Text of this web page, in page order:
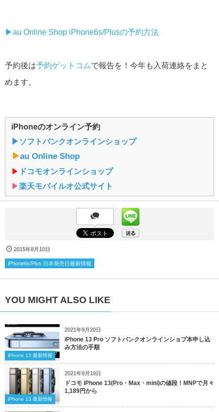
▶︎au Online Shop iPhone6s/Plusの予約方法
予約後は予約ゲットコムで報告を！今年も入荷連絡をまと
めます。
iPhoneのオンライン予約
▶︎ソフトバンクオンラインショップ
▶︎au Online Shop
▶︎ ドコモオンラインショップ
▶︎楽天モバイルオ公式サイト
2015年8月10日
iPhone6s/Plus 日本発売日最新情報
YOU MIGHT ALSO LIKE
2021年9月20日
iPhone 13 最新情報
iPhone 13 Pro ソフトバンクオンラインショプ本申し込
み方法の手順
2021年9月19日
iPhone 13 最新情報
ドコモ iPhone 13(Pro・Max・mini)の値段！MNPで月々
1,189円から